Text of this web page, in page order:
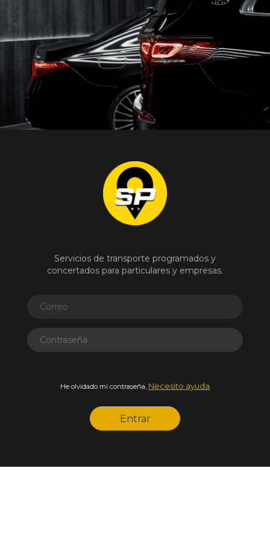
Servicios de transporte programados y
concertados para particulares y empresas.
He olvidado mi contraseña, Necesito ayuda
Entrar